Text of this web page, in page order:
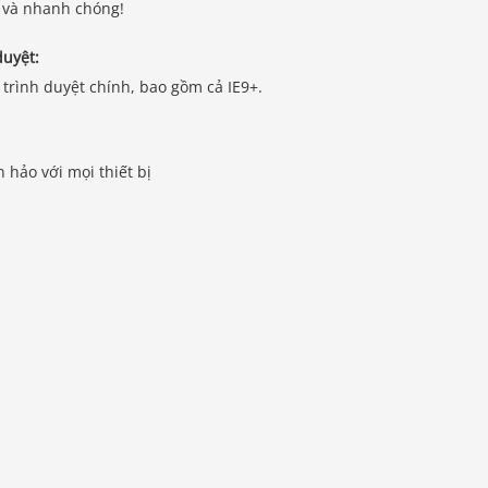
nhanh chóng!
duyệt chính, bao gồm cả IE9+.
hảo với mọi thiết bị